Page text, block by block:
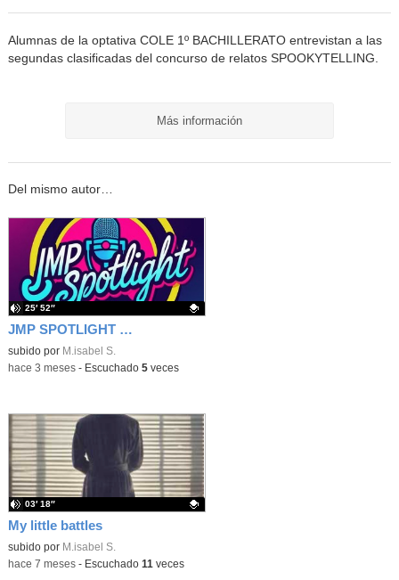
Alumnas de la optativa COLE 1º BACHILLERATO entrevistan a las
segundas clasificadas del concurso de relatos SPOOKYTELLING.
Más información
Del mismo autor…
JMP SPOTLIGHT interviews LORANCA ON AIR CREW in their studio
Contenido educativo.
subido por M.isabel S.
25′ 52″
-hace 3 meses- Escuchado 5veces
My little battles
Contenido educativo.
subido por M.isabel S.
03′ 18″
-hace 7 meses- Escuchado 11veces